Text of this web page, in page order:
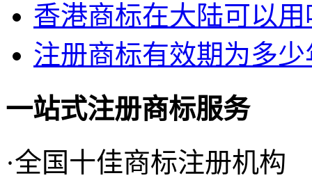
香港商标在大陆可以用
注册商标有效期为多少
一站式注册商标服务
·全国十佳商标注册机构